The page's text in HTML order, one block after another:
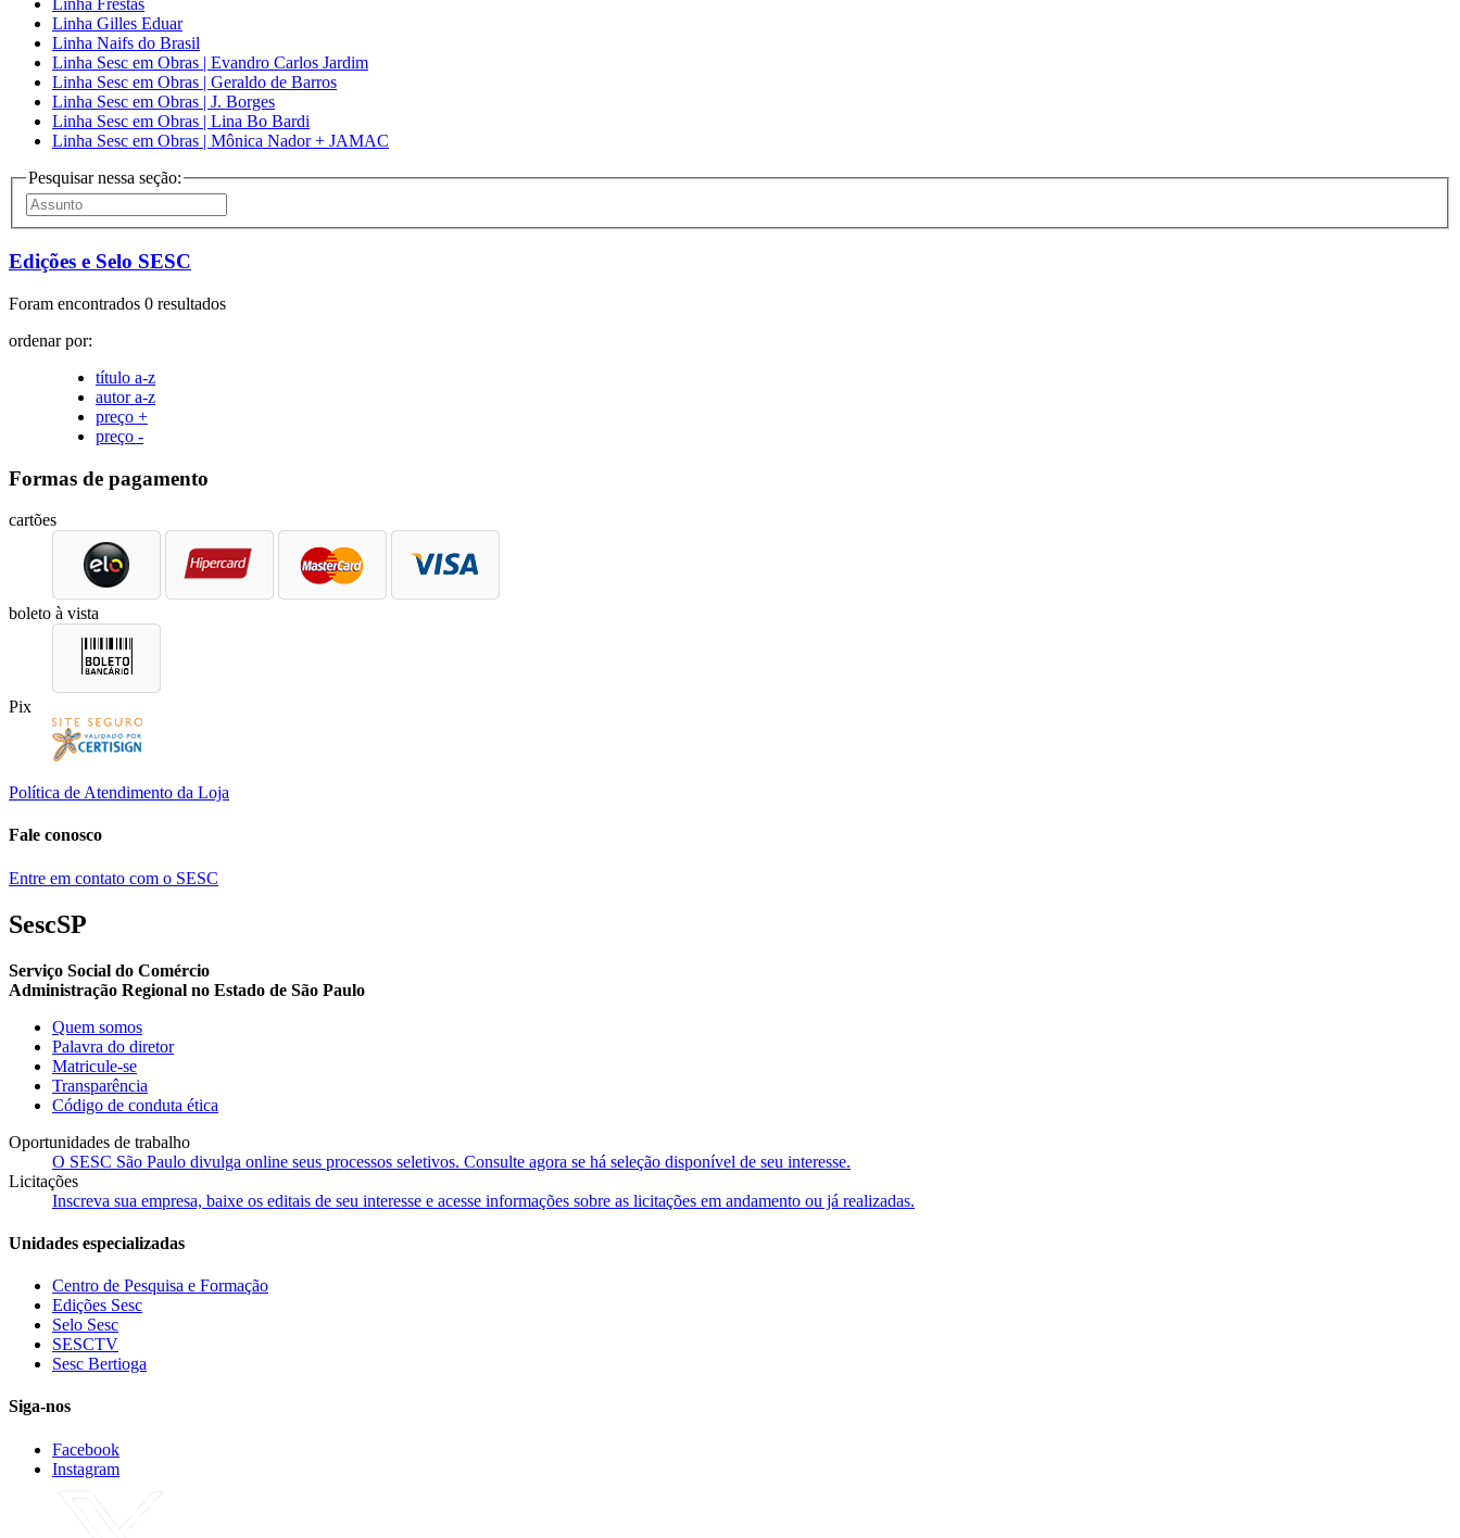
Linha Gilles Eduar
Linha Naifs do Brasil
Linha Sesc em Obras | Evandro Carlos Jardim
Linha Sesc em Obras | Geraldo de Barros
Linha Sesc em Obras | J. Borges
Linha Sesc em Obras | Lina Bo Bardi
Linha Sesc em Obras | Mônica Nador + JAMAC
Pesquisar nessa seção:
Edições e Selo SESC
Foram encontrados 0 resultados
ordenar por:
título a-z
autor a-z
preço +
preço -
Formas de pagamento
cartões
boleto à vista
Pix
Política de Atendimento da Loja
Fale conosco
Entre em contato com o SESC
SescSP
Serviço Social do Comércio
Administração Regional no Estado de São Paulo
Quem somos
Palavra do diretor
Matricule-se
Transparência
Código de conduta ética
Oportunidades de trabalho
O SESC São Paulo divulga online seus processos seletivos. Consulte agora se há seleção disponível de seu interesse.
Licitações
Inscreva sua empresa, baixe os editais de seu interesse e acesse informações sobre as licitações em andamento ou já realizadas.
Unidades especializadas
Centro de Pesquisa e Formação
Edições Sesc
Selo Sesc
SESCTV
Sesc Bertioga
Siga-nos
Facebook
Instagram